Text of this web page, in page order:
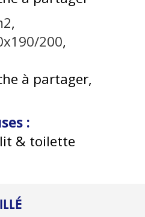
200
à partager
:
& toilette